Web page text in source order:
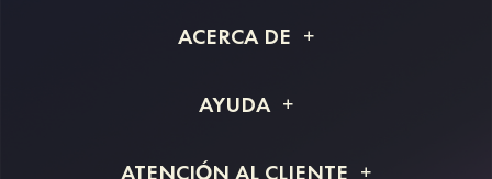
ACERCA DE
Información de envío
AYUDA
ATENCIÓN AL CLIENTE